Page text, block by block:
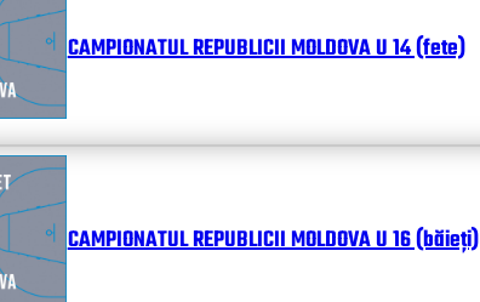
CAMPIONATUL REPUBLICII MOLDOVA U 14 (fete)
CAMPIONATUL REPUBLICII MOLDOVA U 16 (băieți)